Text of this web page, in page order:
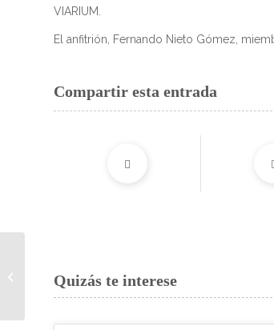
VIARIUM.
El anfitrión, Fernando Nieto Gómez,
Compartir esta entrada
Quizás te interese
niños ¿te sumas a la